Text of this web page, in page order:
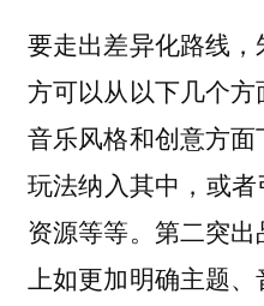
要走出差异化路线
方可以从以下几个方
音乐风格和创意方
玩法纳入其中，或
资源等等。第二突
上如更加明确主题